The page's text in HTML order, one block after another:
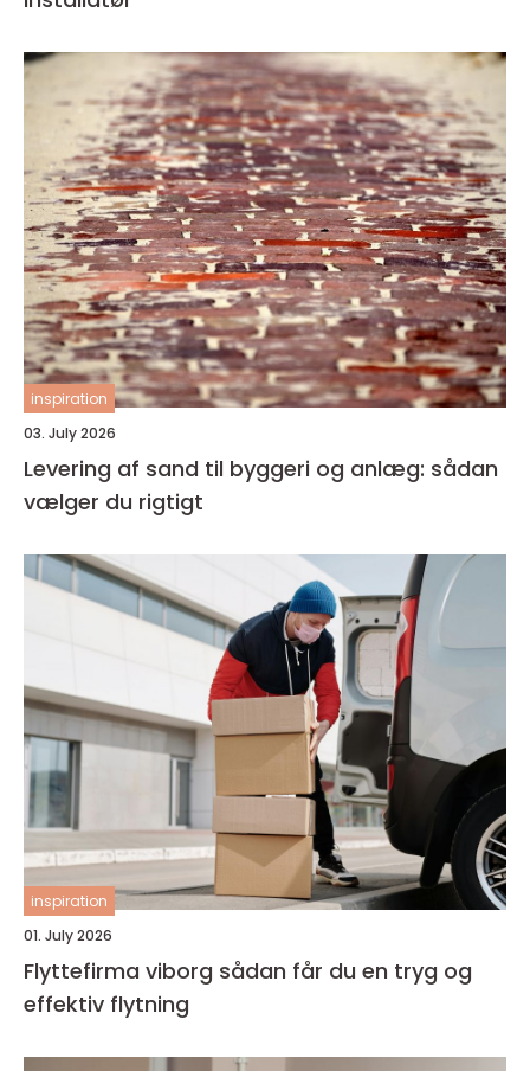
inspiration
03. July 2026
Levering af sand til byggeri og anlæg: sådan
vælger du rigtigt
inspiration
01. July 2026
Flyttefirma viborg sådan får du en tryg og
effektiv flytning